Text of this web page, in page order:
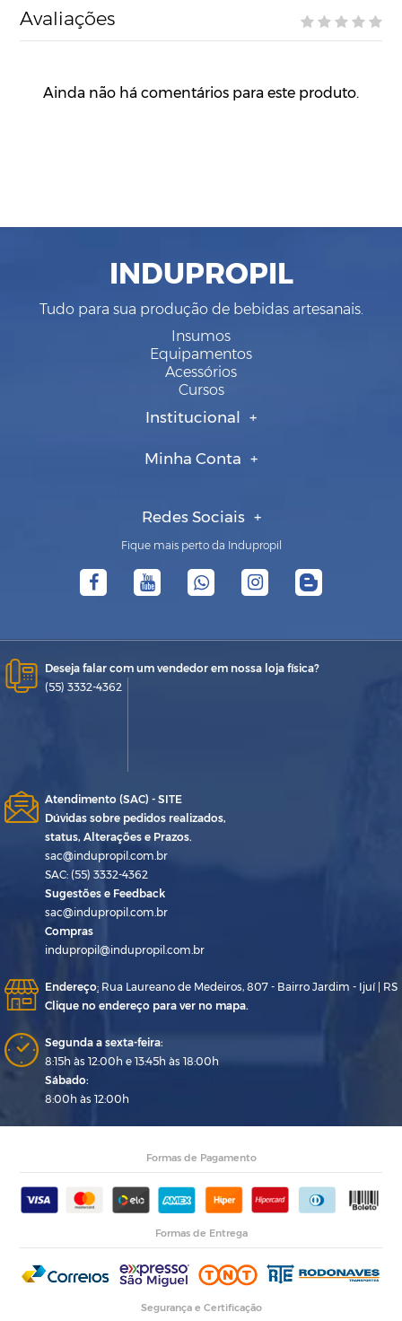
Avaliações
Ainda não há comentários para este produto.
INDUPROPIL
Tudo para sua produção de bebidas artesanais.
Insumos
Equipamentos
Acessórios
Cursos
Institucional
Minha Conta
Redes Sociais
Fique mais perto da Indupropil
Deseja falar com um vendedor em nossa loja física?
(55) 3332-4362
Atendimento (SAC) - SITE
Dúvidas sobre pedidos realizados,
status, Alterações e Prazos.
sac@indupropil.com.br
SAC: (55) 3332-4362
Sugestões e Feedback
sac@indupropil.com.br
Compras
indupropil@indupropil.com.br
Endereço: Rua Laureano de Medeiros, 807 - Bairro Jardim - Ijuí | RS
Clique no endereço para ver no mapa.
Segunda a sexta-feira:
8:15h às 12:00h e 13:45h às 18:00h
Sábado:
8:00h às 12:00h
Formas de Pagamento
Formas de Entrega
Segurança e Certificação